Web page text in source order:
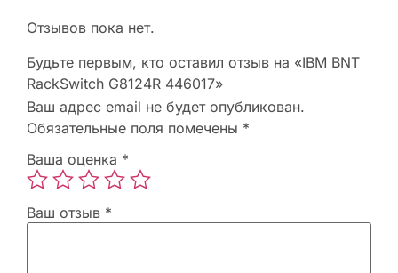
Отзывов пока нет.
Будьте первым, кто оставил отзыв на «IBM BNT
RackSwitch G8124R 446017»
Ваш адрес email не будет опубликован.
Обязательные поля помечены *
Ваша оценка *
Ваш отзыв *